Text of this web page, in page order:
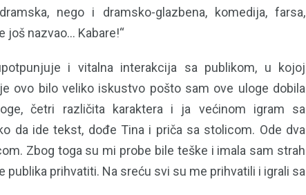
nego i dramsko-glazbena, komedija, farsa,
još nazvao... Kabare!“
i vitalna interakcija sa publikom, u kojoj
ovo bilo veliko iskustvo pošto sam ove uloge dobila
četri različita karaktera i ja većinom igram sa
da ide tekst, dođe Tina i priča sa stolicom. Ode dva
Zbog toga su mi probe bile teške i imala sam strah
publika prihvatiti. Na sreću svi su me prihvatili i igrali sa